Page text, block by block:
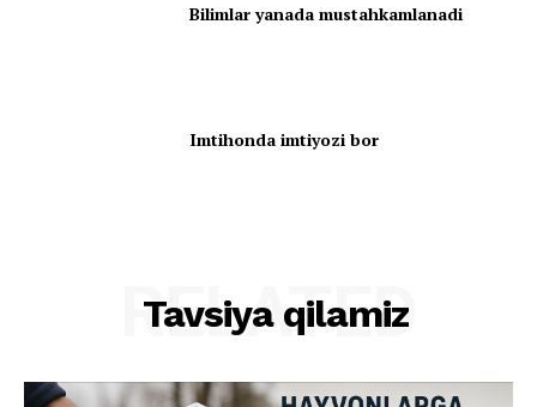
Bilimlar yanada mustahkamlanadi
Imtihonda imtiyozi bor
Tavsiya qilamiz
RELATED